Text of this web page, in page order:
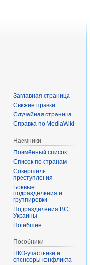
Заглавная страница
Свежие правки
Случайная страница
Справка по MediaWiki
Наёмники
Поимённый список
Список по странам
Совершили
преступления
Боевые
подразделения и
группировки
Подразделения ВС
Украины
Погибшие
Пособники
спонсоры конфликта